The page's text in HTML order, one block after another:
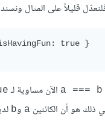
قليلاً على المثال ونسند
true }
a === b الآن مساوية لـ
هو أن الكائنين a وb